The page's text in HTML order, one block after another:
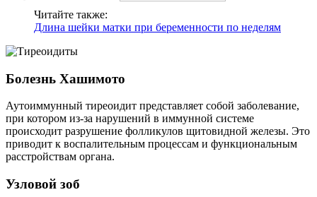
Читайте также:
Длина шейки матки при беременности по неделям
Болезнь Хашимото
Аутоиммунный тиреоидит представляет собой заболевание,
при котором из-за нарушений в иммунной системе
происходит разрушение фолликулов щитовидной железы. Это
приводит к воспалительным процессам и функциональным
расстройствам органа.
Узловой зоб